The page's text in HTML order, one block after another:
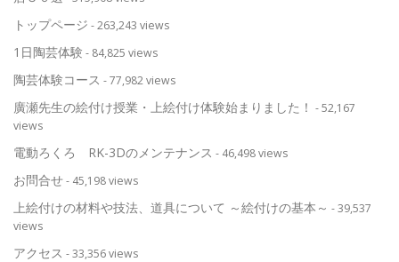
トップページ - 263,243 views
1日陶芸体験 - 84,825 views
陶芸体験コース - 77,982 views
廣瀬先生の絵付け授業・上絵付け体験始まりました！ - 52,167
views
電動ろくろ RK-3Dのメンテナンス - 46,498 views
お問合せ- 45,198 views
上絵付けの材料や技法、道具について ～絵付けの基本～ - 39,537
views
アクセス - 33,356 views